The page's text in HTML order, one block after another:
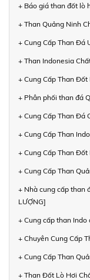
+ Báo giá than đốt lò
+ Than Quảng Ninh
+ Cung Cấp Than Đá
+ Than Indonesia
+ Cung Cấp Than Đốt
+ Phân phối than đá
+ Cung Cấp Than Đá
+ Cung Cấp Than
+ Cung Cấp Than Đốt
+ Cung Cấp Than
+ Nhà cung cấp than
LƯỢNG]
+ Cung cấp than
+ Chuyên Cung Cấp
+ Cung Cấp Than
+ Than Đốt Lò Hơi